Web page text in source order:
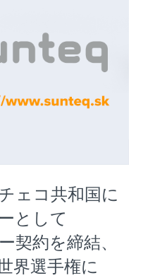
ェコ共和国に
として
契約を締結、
界選手権に